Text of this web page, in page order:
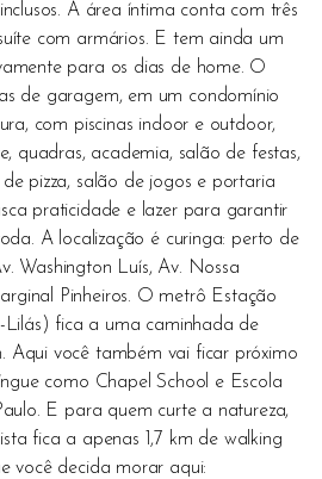
A área íntima conta com três
com armários. E tem ainda um
para os dias de home. O
de garagem, em um condomínio
com piscinas indoor e outdoor,
quadras, academia, salão de festas,
pizza, salão de jogos e portaria
praticidade e lazer para garantir
A localização é curinga: perto de
Washington Luís, Av. Nossa
Pinheiros. O metrô Estação
fica a uma caminhada de
Aqui você também vai ficar próximo
como Chapel School e Escola
E para quem curte a natureza,
fica a apenas 1,7 km de walking
você decida morar aqui: